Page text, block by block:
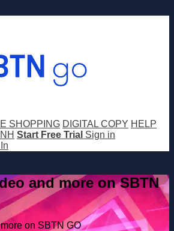
SHOPPING DIGITAL COPY HELP
Start Free Trial Sign in
and more on SBTN
on SBTN GO